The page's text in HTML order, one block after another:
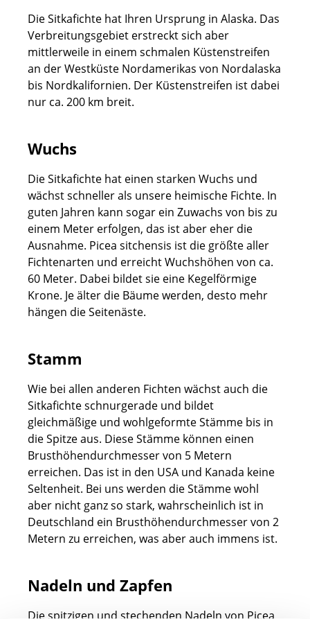
Die Sitkafichte hat Ihren Ursprung in Alaska. Das
Verbreitungsgebiet erstreckt sich aber
mittlerweile in einem schmalen Küstenstreifen
an der Westküste Nordamerikas von Nordalaska
bis Nordkalifornien. Der Küstenstreifen ist dabei
nur ca. 200 km breit.
Wuchs
Die Sitkafichte hat einen starken Wuchs und
wächst schneller als unsere heimische Fichte. In
guten Jahren kann sogar ein Zuwachs von bis zu
einem Meter erfolgen, das ist aber eher die
Ausnahme. Picea sitchensis ist die größte aller
Fichtenarten und erreicht Wuchshöhen von ca.
60 Meter. Dabei bildet sie eine Kegelförmige
Krone. Je älter die Bäume werden, desto mehr
hängen die Seitenäste.
Stamm
Wie bei allen anderen Fichten wächst auch die
Sitkafichte schnurgerade und bildet
gleichmäßige und wohlgeformte Stämme bis in
die Spitze aus. Diese Stämme können einen
Brusthöhendurchmesser von 5 Metern
erreichen. Das ist in den USA und Kanada keine
Seltenheit. Bei uns werden die Stämme wohl
aber nicht ganz so stark, wahrscheinlich ist in
Deutschland ein Brusthöhendurchmesser von 2
Metern zu erreichen, was aber auch immens ist.
Nadeln und Zapfen
Die spitzigen und stechenden Nadeln von Picea